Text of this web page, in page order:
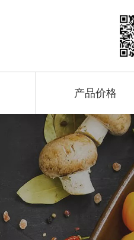
产品价格